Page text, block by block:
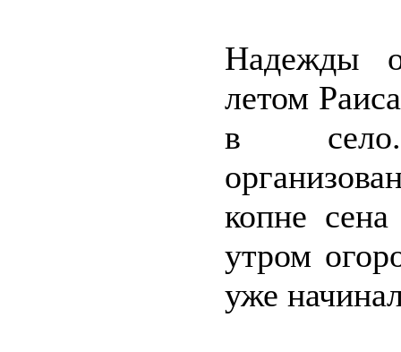
Надежды
летом
в село.
копне
утром
уже